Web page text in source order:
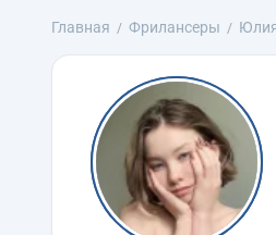
Главная Фрилансеры